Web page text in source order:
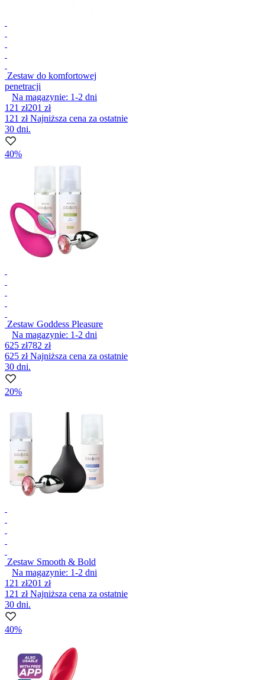
Zestaw do komfortowej
penetracji
Na magazynie: 1-2 dni
121 zł201 zł
121 złNajniższa cena za ostatnie
30 dni.
40%
Zestaw Goddess Pleasure
Na magazynie: 1-2 dni
625 zł782 zł
625 złNajniższa cena za ostatnie
30 dni.
20%
Zestaw Smooth & Bold
Na magazynie: 1-2 dni
121 zł201 zł
121 złNajniższa cena za ostatnie
30 dni.
40%